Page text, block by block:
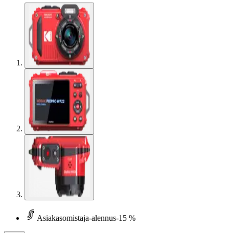
Asiakasomistaja-alennus-15 %